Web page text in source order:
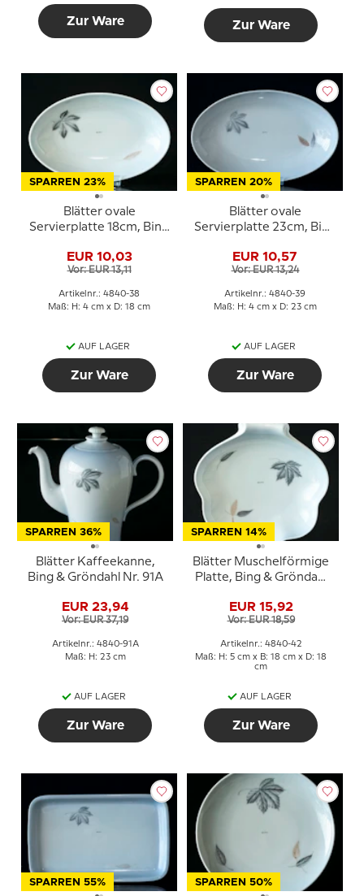
Zur Ware Zur Ware
SPARREN 23%
Blätter ovale
Servierplatte 18cm, Bing
EUR 10,03
Vor: EUR 13,11
Artikelnr.: 4840-38
Maß: H: 4 cm x D: 18 cm
AUF LAGER
Zur Ware
SPARREN 20%
Blätter ovale
Servierplatte 23cm, Bing
EUR 10,57
Vor: EUR 13,24
Artikelnr.: 4840-39
Maß: H: 4 cm x D: 23 cm
AUF LAGER
Zur Ware
SPARREN 36%
Blätter Kaffeekanne,
Bing & Gröndahl Nr. 91A
EUR 23,94
Vor: EUR 37,19
Artikelnr.: 4840-91A
Maß: H: 23 cm
AUF LAGER
Zur Ware
SPARREN 14%
Blätter Muschelförmige
Platte, Bing & Gröndahl
EUR 15,92
Vor: EUR 18,59
Artikelnr.: 4840-42
Maß: H: 5 cm x B: 18 cm x D: 18
cm
AUF LAGER
Zur Ware
SPARREN 55% SPARREN 50%